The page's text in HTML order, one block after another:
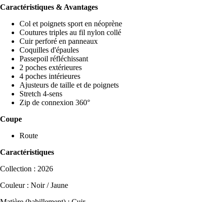
Caractéristiques & Avantages
Col et poignets sport en néoprène
Coutures triples au fil nylon collé
Cuir perforé en panneaux
Coquilles d'épaules
Passepoil réfléchissant
2 poches extérieures
4 poches intérieures
Ajusteurs de taille et de poignets
Stretch 4-sens
Zip de connexion 360°
Coupe
Route
Caractéristiques
Collection : 2026
Couleur : Noir / Jaune